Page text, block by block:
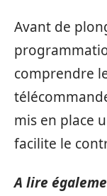
Avant de
comprendre
mis en place
facilite le
A lire